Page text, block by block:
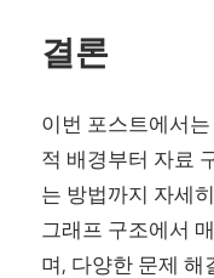
결론
이번 포스트에서
적 배경부터 자료
는 방법까지 자세
그래프 구조에서
며, 다양한 문제 해